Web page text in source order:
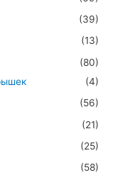
(39)
(13)
(80)
(4)
(56)
(21)
(25)
(58)